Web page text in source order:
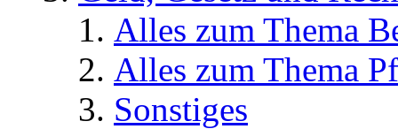
Alles zum Thema
Alles zum Thema
Sonstiges